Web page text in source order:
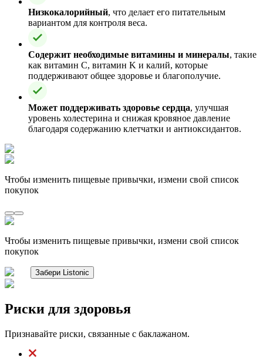
Низкокалорийный, что делает его питательным
вариантом для контроля веса.
Содержит необходимые витамины и минералы, такие
как витамин C, витамин K и калий, которые
поддерживают общее здоровье и благополучие.
Может поддерживать здоровье сердца, улучшая
уровень холестерина и снижая кровяное давление
благодаря содержанию клетчатки и антиоксидантов.
Чтобы изменить пищевые привычки, измени свой список
покупок
Чтобы изменить пищевые привычки, измени свой список
покупок
Забери Listonic
Риски для здоровья
Признавайте риски, связанные с баклажаном.